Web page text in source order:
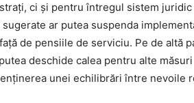
ci și pentru întregul sistem juridic
ar putea suspenda
de pensiile de serviciu. Pe de altă
deschide calea pentru alte măsuri
unei echilibrări între nevoile